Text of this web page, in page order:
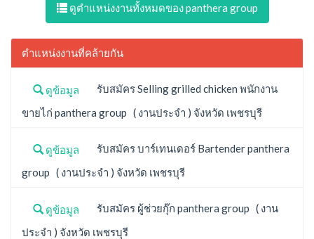
ดูตำแหน่งงานทั้งหมดของ panthera group
ตำแหน่งงานที่คล้ายกัน
ดูข้อมูล
รับสมัคร Selling grilled chicken พนักงาน
ขายไก่ panthera group ( งานประจำ ) จังหวัด เพชรบุรี
ดูข้อมูล
รับสมัคร บาร์เทนเดอร์ Bartender panthera
group ( งานประจำ ) จังหวัด เพชรบุรี
ดูข้อมูล
รับสมัคร ผู้ช่วยกุ๊ก panthera group ( งาน
ประจำ ) จังหวัด เพชรบุรี